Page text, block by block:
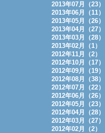
2013年07月（23）
2013年06月（11）
2013年05月（26）
2013年04月（27）
2013年03月（28）
2013年02月（1）
2012年11月（2）
2012年10月（17）
2012年09月（19）
2012年08月（38）
2012年07月（22）
2012年06月（26）
2012年05月（23）
2012年04月（28）
2012年03月（27）
2012年02月（2）